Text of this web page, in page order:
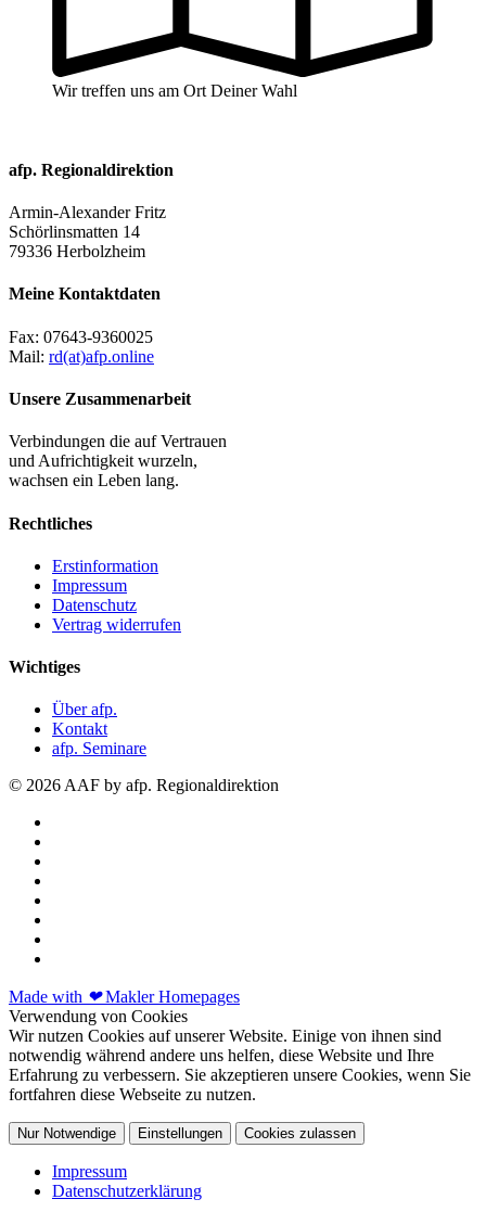
Wir treffen uns am Ort Deiner Wahl
afp. Regionaldirektion
Armin-Alexander Fritz
Schörlinsmatten 14
79336 Herbolzheim
Meine Kontaktdaten
Fax: 07643-9360025
Mail: rd(at)afp.online
Unsere Zusammenarbeit
Verbindungen die auf Vertrauen
und Aufrichtigkeit wurzeln,
wachsen ein Leben lang.
Rechtliches
Erstinformation
Impressum
Datenschutz
Vertrag widerrufen
Wichtiges
Über afp.
Kontakt
afp. Seminare
© 2026 AAF by afp. Regionaldirektion
Made with ❤Makler Homepages
Verwendung von Cookies
Wir nutzen Cookies auf unserer Website. Einige von ihnen sind
notwendig während andere uns helfen, diese Website und Ihre
Erfahrung zu verbessern. Sie akzeptieren unsere Cookies, wenn Sie
fortfahren diese Webseite zu nutzen.
Nur Notwendige Einstellungen Cookies zulassen
Impressum
Datenschutzerklärung